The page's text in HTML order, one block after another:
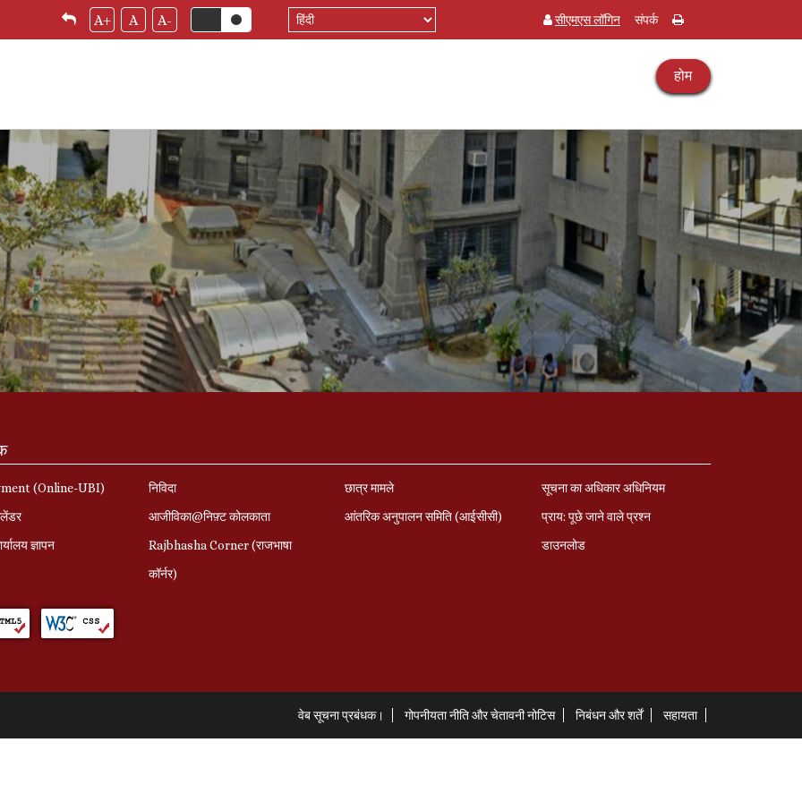
A+ A A-
Select
your
सीएमएस लॉगिन संपर्क
होम
(Online-UBI)
ज्ञापन
निविदा
आजीविका@निफ़्ट कोलकाता
Rajbhasha Corner (राजभाषा
कॉर्नर)
छात्र मामले
आंतरिक अनुपालन समिति (आईसीसी)
सूचना का अधिकार अधिनियम
प्राय: पूछे जाने वाले प्रश्‍न
डाउनलोड
वेब सूचना प्रबंधक। गोपनीयता नीति और चेतावनी नोटिस निबंधन और शर्तें सहायता